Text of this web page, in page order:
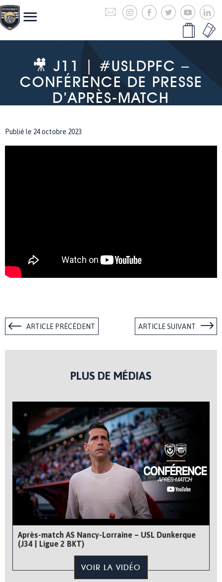
🎥 J11 | #USLDPFC –
CONFÉRENCE DE PRESSE
D’APRÈS-MATCH
Publié le 24 octobre 2023
ARTICLE PRÉCÉDENT ARTICLE SUIVANT
PLUS DE MÉDIAS
Après-match AS Nancy-Lorraine – USL Dunkerque
(J34 | Ligue 2 BKT)
VOIR LA VIDÉO